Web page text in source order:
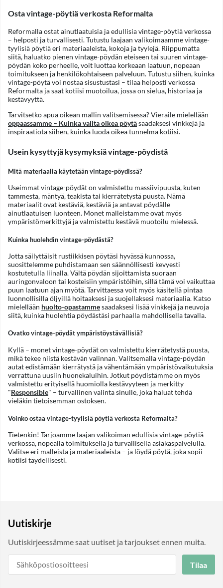
Osta vintage-pöytiä verkosta Reformalta
Reformalla ostat ainutlaatuisia ja edullisia vintage-pöytiä verkossa
– helposti ja turvallisesti. Tutustu laajaan valikoimaamme vintage-
tyylisiä pöytiä eri materiaaleista, kokoja ja tyylejä. Riippumatta
siitä, haluatko pienen vintage-pöydän eteiseen tai suuren vintage-
pöydän koko perheelle, voit luottaa korkeaan laatuun, nopeaan
toimitukseen ja henkilökohtaiseen palveluun. Tutustu siihen, kuinka
vintage-pöytä voi nostaa sisustustasi – tilaa helposti verkossa
Reformalta ja saat kotiisi muotoilua, jossa on sielua, historiaa ja
kestävyyttä.
Tarvitsetko apua oikean mallin valitsemisessa? Vieraile mielellään
oppaassamme – Kuinka valita oikea pöytäsaadaksesi vinkkejä ja
inspiraatiota siihen, kuinka luoda oikea tunnelma kotiisi.
Usein kysyttyjä kysymyksiä vintage-pöydistä
Mitä materiaalia käytetään vintage-pöydissä?
Useimmat vintage-pöydät on valmistettu massiivipuusta, kuten
tammesta, mäntyä, teakista tai kierrätetystä puusta. Nämä
materiaalit ovat kestäviä, kestäviä ja antavat pöydälle
ainutlaatuisen luonteen. Monet malleistamme ovat myös
ympäristömerkittyjä ja valmistettu kestävä muotoilu mielessä.
Kuinka huolehdin vintage-pöydästä?
Jotta säilyttäisit rustiikkisen pöytäsi hyvässä kunnossa,
suosittelemme puhdistamaan sen säännöllisesti kevyesti
kostutetulla liinalla. Vältä pöydän sijoittamista suoraan
auringonvaloon tai kosteisiin ympäristöihin, sillä tämä voi vaikuttaa
puun laatuun ajan myötä. Tarvittaessa voit myös käsitellä pintaa
luonnollisilla öljyillä hoitaaksesi ja suojellaksesi materiaalia. Katso
mielellään huolto-opastammesaadaksesi lisää vinkkejä ja neuvoja
siitä, kuinka huolehtia pöydästäsi parhaalla mahdollisella tavalla.
Ovatko vintage-pöydät ympäristöystävällisiä?
Kyllä – monet vintage-pöydät on valmistettu kierrätetystä puusta,
mikä tekee niistä kestävän valinnan. Valitsemalla vintage-pöydän
autat edistämään kierrätystä ja vähentämään ympäristövaikutuksia
verrattuna uusiin huonekaluihin. Jotkut pöydistämme on myös
valmistettu erityisellä huomiolla kestävyyteen ja merkitty
"Responsible" – turvallinen valinta sinulle, joka haluat tehdä
vieläkin tietoisemman ostoksen.
Voinko ostaa vintage-tyylisiä pöytiä verkosta Reformalta?
Tietenkin! Tarjoamme laajan valikoiman edullisia vintage-pöytiä
verkossa, nopealla toimituksella ja turvallisella asiakaspalvelulla.
Valitse eri malleista ja materiaaleista – ja löydä pöytä, joka sopii
kotiisi täydellisesti.
Uutiskirje
Uutiskirjeessämme saat uutiset ja tarjoukset ennen muita.
Tilaa